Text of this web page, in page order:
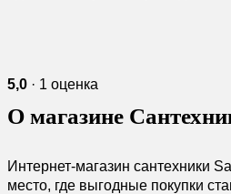
5,0 · 1 оценка
О магазине
Интернет-магазин сантехники
место, где выгодные покупки